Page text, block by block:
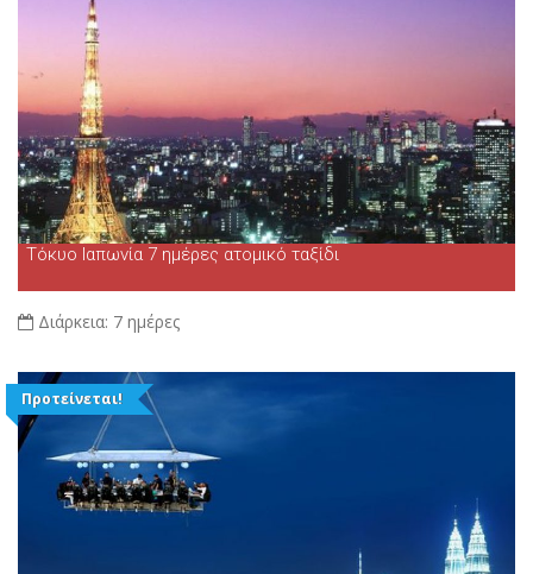
Τόκυο Ιαπωνία 7 ημέρες ατομικό ταξίδι
Διάρκεια: 7 ημέρες
Προτείνεται!